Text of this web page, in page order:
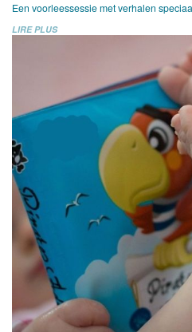
Een voorleessessie met verhalen
LIRE PLUS